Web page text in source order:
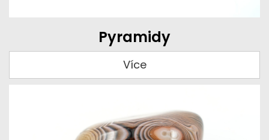
Pyramidy
Více